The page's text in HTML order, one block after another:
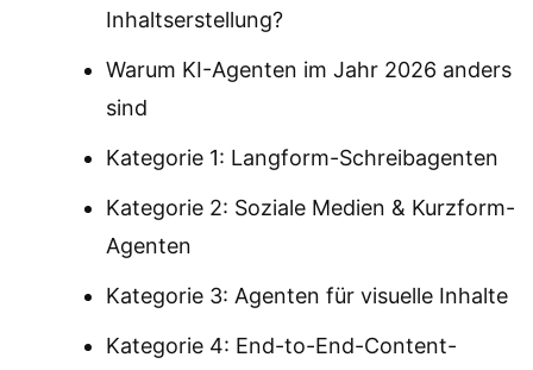
Inhaltserstellung?
Warum KI-Agenten im Jahr 2026 anders
sind
Kategorie 1: Langform-Schreibagenten
Kategorie 2: Soziale Medien & Kurzform-
Agenten
Kategorie 3: Agenten für visuelle Inhalte
Kategorie 4: End-to-End-Content-